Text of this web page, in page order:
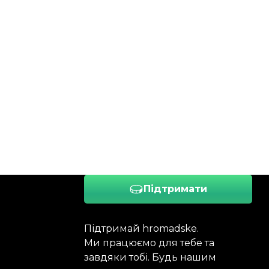
Підтримати
Підтримай hromadske.
Ми працюємо для тебе та
завдяки тобі. Будь нашим